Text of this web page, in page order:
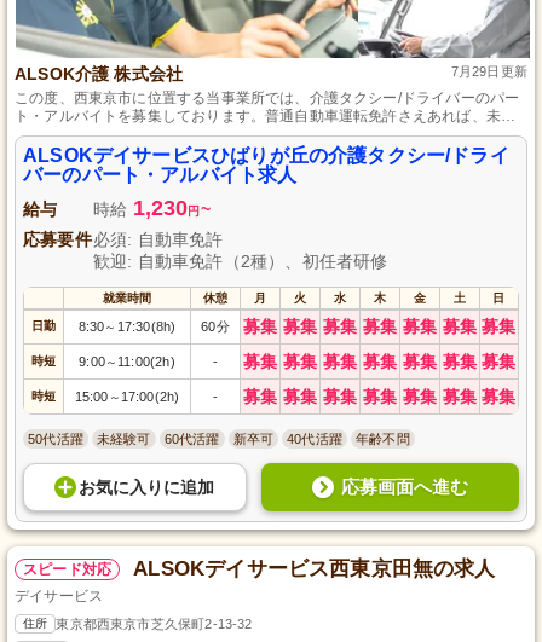
ALSOK介護 株式会社 7月29日更新
この度、西東京市に位置する当事業所では、介護タクシー/ドライバーのパー
ト・アルバイトを募集しております。普通自動車運転免許さえあれば、未経
験でも始められる職種で、充実した研修制度と先輩スタッフのサポートが整
っています。安全で安心な移動のサポートを学び、地域の方々の暮らしを支
えご自身も成長できる場所です。新しい挑戦をお探しの方は、ぜひこの機会
にご応募ください。
ALSOKデイサービスひばりが丘の介護タクシー/ドライ
バーのパート・アルバイト求人
給与 時給 1,230円 ~
応募要件必須: 自動車免許
歓迎: 自動車免許（2種）、初任者研修
就業時間 休憩 月 火 水 木 金 土 日
日勤 8:30～ 17:30(8h) 60分 募集 募集 募集 募集 募集 募集 募集
時短 9:00～ 11:00(2h) - 募集 募集 募集 募集 募集 募集 募集
時短 15:00 ～ 17:00(2h) - 募集 募集 募集 募集 募集 募集 募集
50代活躍 未経験可 60代活躍 新卒可 40代活躍 年齢不問
お気に入り に追加 応募画面へ進む
スピード対応 ALSOKデイサービス西東京田無の求人
デイサービス
住所 東京都西東京市芝久保町2-13-32